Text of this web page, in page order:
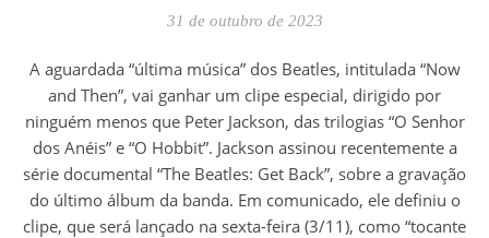
31 de outubro de 2023
A aguardada “última música” dos Beatles, intitulada “Now
and Then”, vai ganhar um clipe especial, dirigido por
ninguém menos que Peter Jackson, das trilogias “O Senhor
dos Anéis” e “O Hobbit”. Jackson assinou recentemente a
série documental “The Beatles: Get Back”, sobre a gravação
do último álbum da banda. Em comunicado, ele definiu o
clipe, que será lançado na sexta-feira (3/11), como “tocante